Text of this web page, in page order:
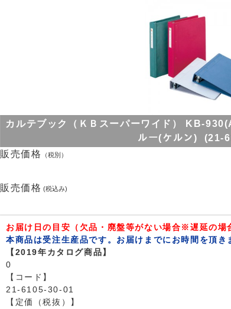
カルテブック（ＫＢスーパーワイド） KB-
ルー(ケルン) (21-
販売価格
（税別）
販売価格 (税込み)
お届け日の目安（欠品・廃盤等がない場合※遅延の場
本商品は受注生産品です。お届けまでにお時間を頂き
【2019年カタログ商品】
0
【コード】
21-6105-30-01
【定価（税抜）】